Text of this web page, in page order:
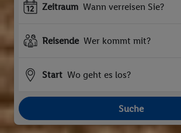
Zeitraum Wann verreisen Sie?
Reisende Wer kommt mit?
Start Wo geht es los?
Suche